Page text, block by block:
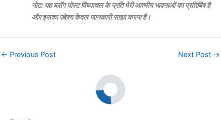
नोट: यह ब्लॉग पोस्ट विंध्याचल के प्रति मेरी आत्मीय भावनाओं का प्रतिबिंब है
और इसका उद्देश्य केवल जानकारी साझा करना है।
← Previous Post Next Post →